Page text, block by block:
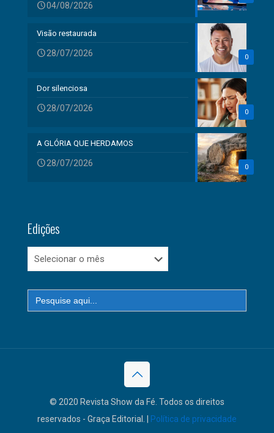
04/08/2026
0
Visão restaurada
28/07/2026
0
Dor silenciosa
28/07/2026
0
A GLÓRIA QUE HERDAMOS
28/07/2026
Edições
Edições
Search
for:
© 2020 Revista Show da Fé. Todos os direitos
reservados - Graça Editorial. |
Política de privacidade